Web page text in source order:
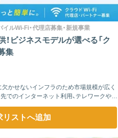
ルWi-Fi・代理店募集・新規事業
ビジネスモデルが選べる「ク
集
欠かせないインフラのため市場規模が広く
でのインターネット利用、テレワークや出
リストへ追加